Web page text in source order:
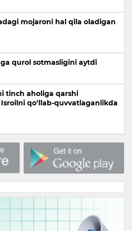
mojaroni hal qila oladigan
qurol sotmasligini aytdi
tinch aholiga qarshi
qo‘llab-quvvatlaganlikda